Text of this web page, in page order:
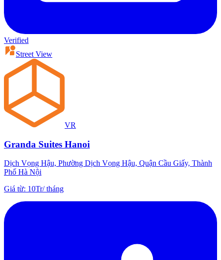
Verified
Street View
VR
Granda Suites Hanoi
Dịch Vọng Hậu, Phường Dịch Vọng Hậu, Quận Cầu Giấy, Thành
Phố Hà Nội
Giá từ: 10Tr/tháng